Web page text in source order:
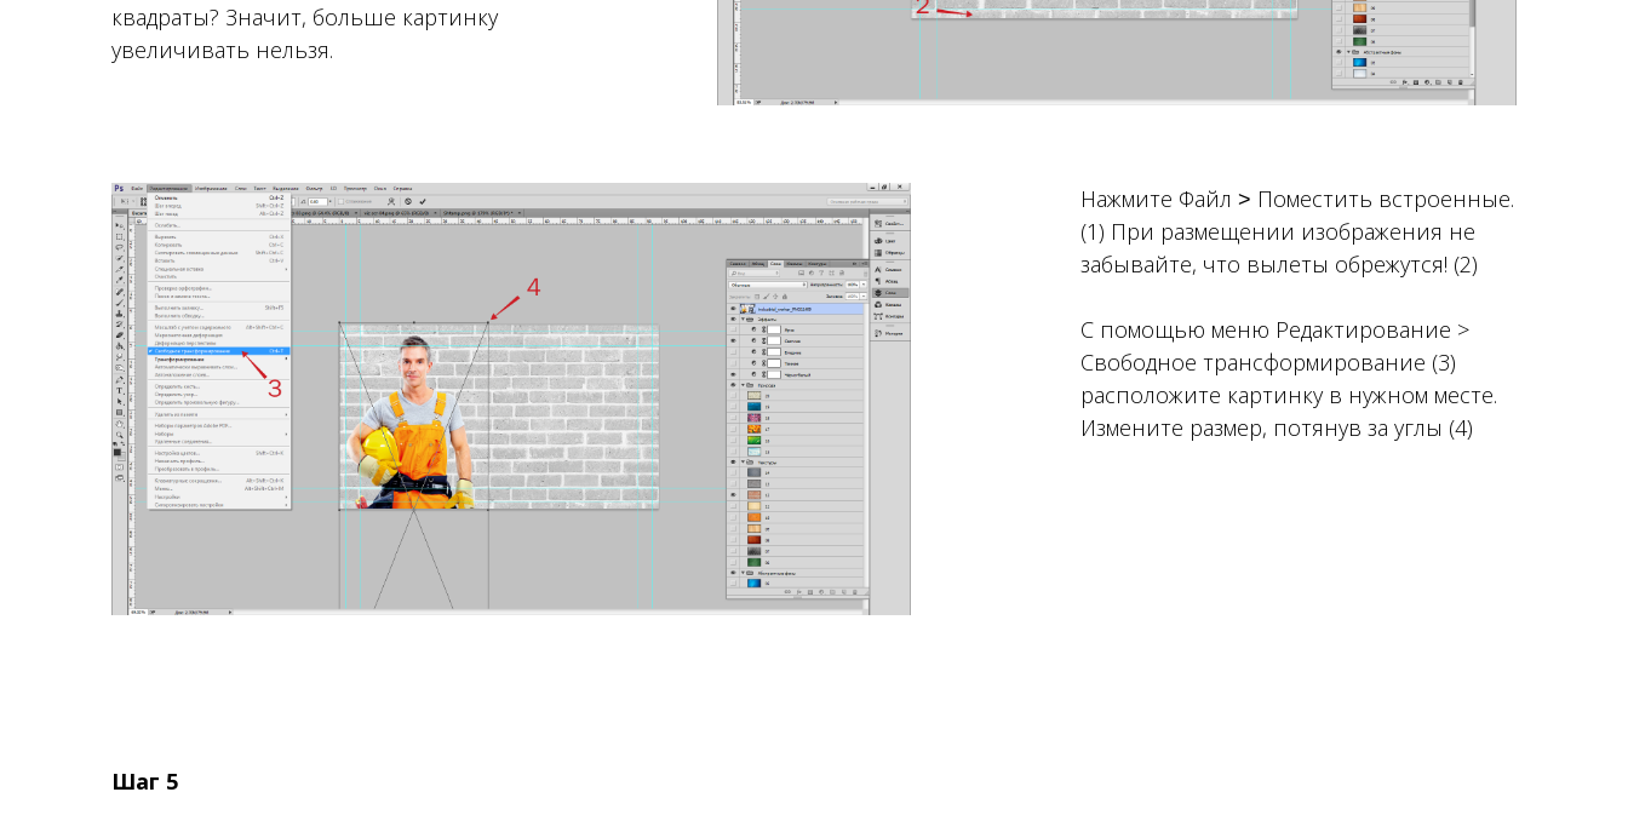
квадраты? Значит, больше картинку
увеличивать нельзя.
Нажмите Файл ˃ Поместить встроенные.
(1) При размещении изображения не
забывайте, что вылеты обрежутся! (2)
С помощью меню Редактирование >
Свободное трансформирование (3)
расположите картинку в нужном месте.
Измените размер, потянув за углы (4)
Шаг 5